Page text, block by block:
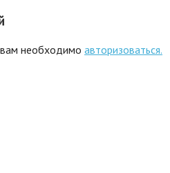
необходимо авторизоваться.